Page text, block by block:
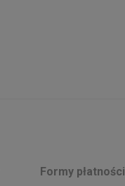
Formy płatności